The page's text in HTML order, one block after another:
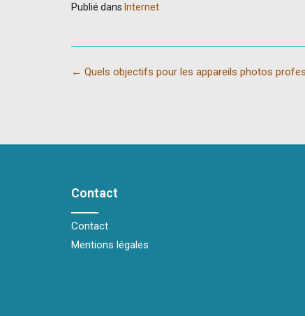
Publié dans Internet
Post
← Quels objectifs pour les appareils photos
Contact
Contact
Mentions légales